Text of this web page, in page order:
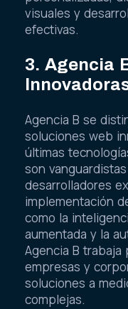
visuales y
efectivas.
3. Agencia
Agencia B se
soluciones web
últimas
son
desarrolladores
implementación
como la
aumentada y la
Agencia B
empresas y
soluciones a
complejas.